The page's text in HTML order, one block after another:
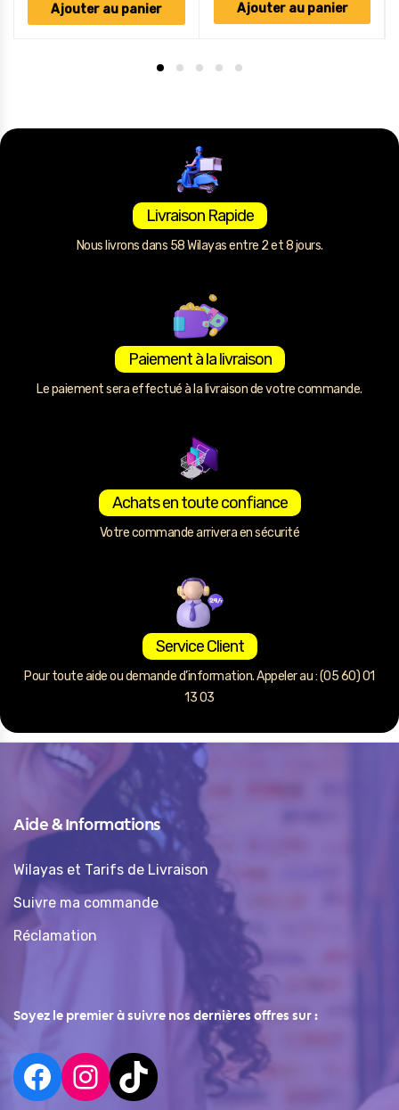
Ajouter au panier Ajouter au panier
Livraison Rapide
Nous livrons dans 58 Wilayas entre 2 et 8 jours.
Paiement à la livraison
Le paiement sera effectué à la livraison de votre commande.
Achats en toute confiance
Votre commande arrivera en sécurité
Service Client
Pour toute aide ou demande d’information. Appeler au : (05 60) 01
13 03
Aide & Informations
Wilayas et Tarifs de Livraison
Suivre ma commande
Réclamation
Soyez le premier à suivre nos dernières offres sur :